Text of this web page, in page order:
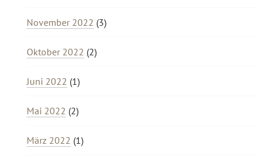
November 2022 (3)
Oktober 2022 (2)
Juni 2022 (1)
Mai 2022 (2)
März 2022 (1)